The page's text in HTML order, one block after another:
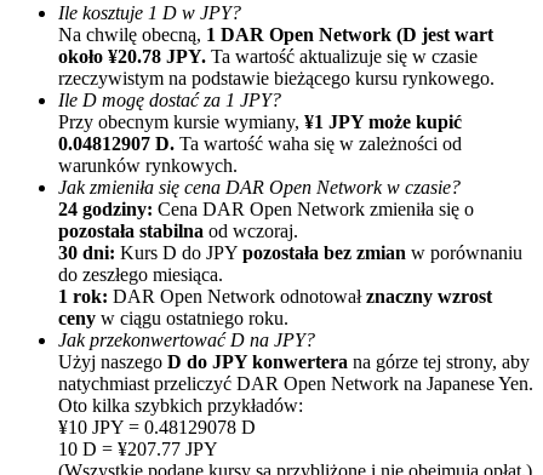
Polecaj
Zaproś przyjaciela, aby otrzymać nagrody pieniężne
BTC Welcome Rewards
Ile kosztuje 1 D w JPY?
Na chwilę obecną, 1 DAR Open Network (D jest wart
około ¥20.78 JPY. Ta wartość aktualizuje się w czasie
rzeczywistym na podstawie bieżącego kursu rynkowego.
Ile D mogę dostać za 1 JPY?
Przy obecnym kursie wymiany, ¥1 JPY może kupić
0.04812907 D. Ta wartość waha się w zależności od
warunków rynkowych.
Jak zmieniła się cena DAR Open Network w czasie?
24 godziny: Cena DAR Open Network zmieniła się o
pozostała stabilna od wczoraj.
30 dni: Kurs D do JPY pozostała bez zmian w porównaniu
do zeszłego miesiąca.
1 rok: DAR Open Network odnotowałznaczny wzrost
ceny w ciągu ostatniego roku.
Jak przekonwertować D na JPY?
Użyj naszego D do JPY konwertera na górze tej strony, aby
natychmiast przeliczyć DAR Open Network na Japanese Yen.
Oto kilka szybkich przykładów:
¥10 JPY = 0.48129078 D
10 D = ¥207.77 JPY
(Wszystkie podane kursy są przybliżone i nie obejmują opłat.)